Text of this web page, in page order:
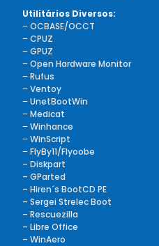
Utilitários Diversos:
–OCBASE/OCCT
–CPUZ
–GPUZ
–Open Hardware Monitor
–Rufus
–Ventoy
–UnetBootWin
–Medicat
–Winhance
–WinScript
–FlyBy11/Flyoobe
– Diskpart
– GParted
– Hiren´s BootCD PE
– Sergei Strelec Boot
– Rescuezilla
– Libre Office
– WinAero